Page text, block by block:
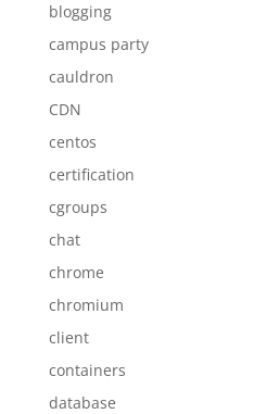
blogging
campus party
cauldron
CDN
centos
certification
cgroups
chat
chrome
chromium
client
containers
database